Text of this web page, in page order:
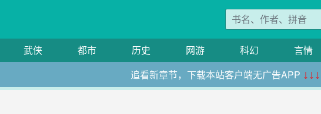
武侠 都市 历史 网游 科幻 言情
追看新章节，下载本站客户端无广告APP ↓↓↓